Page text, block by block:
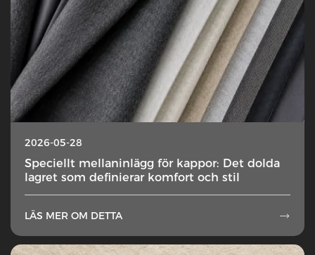
2026-05-28
Speciellt mellaninlägg för kappor: Det dolda
lagret som definierar komfort och stil
LÄS MER OM DETTA 